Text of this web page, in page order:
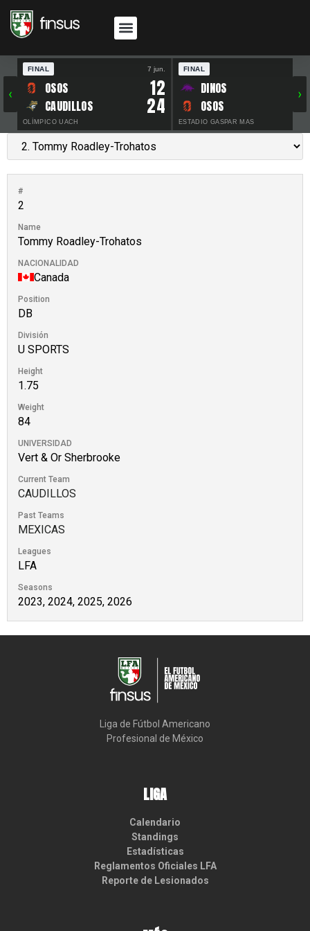
‹
FINAL 7 jun.
OSOS 12
CAUDILLOS 24
OLÍMPICO UACH
FINAL
DINOS
OSOS
ESTADIO GASPAR MAS
›
#
2
Name
Tommy Roadley-Trohatos
NACIONALIDAD
Canada
Position
DB
División
U SPORTS
Height
1.75
Weight
84
UNIVERSIDAD
Vert & Or Sherbrooke
Current Team
CAUDILLOS
Past Teams
MEXICAS
Leagues
LFA
Seasons
2023, 2024, 2025, 2026
Liga de Fútbol Americano
Profesional de México
LIGA
Calendario
Standings
Estadísticas
Reglamentos Oficiales LFA
Reporte de Lesionados